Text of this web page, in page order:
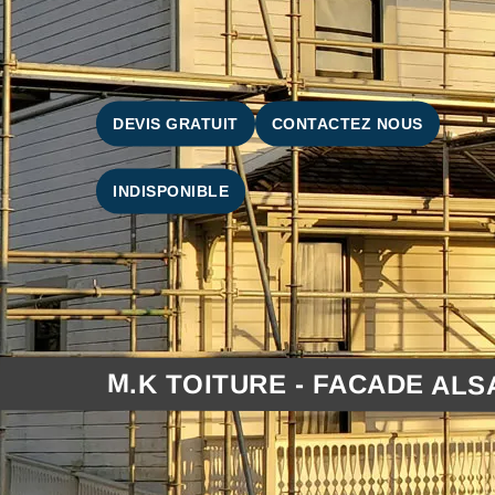
DEVIS GRATUIT CONTACTEZ NOUS
INDISPONIBLE
M.K TOITURE - FACADE